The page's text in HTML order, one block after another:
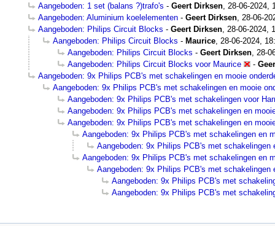
Aangeboden: 1 set (balans ?)trafo's - Geert Dirksen 28-06-2024,
Aangeboden: Aluminium koelelementen - Geert Dirksen 28-06-
Aangeboden: Philips Circuit Blocks - Geert Dirksen 28-06-2024,
Aangeboden: Philips Circuit Blocks - Maurice 28-06-2024,
Aangeboden: Philips Circuit Blocks - Geert Dirksen 28-
Aangeboden: Philips Circuit Blocks voor Maurice
-
Aangeboden: 9x Philips PCB's met schakelingen en mooie
Aangeboden: 9x Philips PCB's met schakelingen en mooie
Aangeboden: 9x Philips PCB's met schakelingen voor
Aangeboden: 9x Philips PCB's met schakelingen en
Aangeboden: 9x Philips PCB's met schakelingen en
Aangeboden: 9x Philips PCB's met schakelingen en
Aangeboden: 9x Philips PCB's met schakelingen
Aangeboden: 9x Philips PCB's met schakelingen en
Aangeboden: 9x Philips PCB's met schakelingen
Aangeboden: 9x Philips PCB's met
Aangeboden: 9x Philips PCB's met